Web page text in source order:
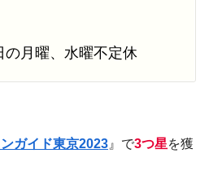
の月曜、水曜不定休
ガイド東京2023 』で3つ星を獲